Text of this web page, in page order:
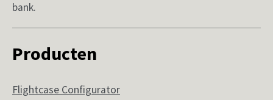
bank.
Producten
Flightcase Configurator